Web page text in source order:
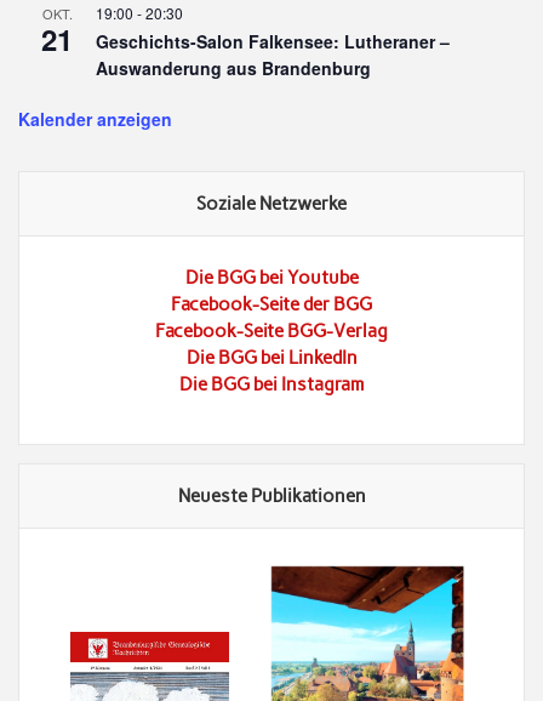
OKT.
21
19:00 -20:30
Geschichts-Salon Falkensee: Lutheraner –
Auswanderung aus Brandenburg
Kalender anzeigen
Soziale Netzwerke
Die BGG bei Youtube
Facebook-Seite der BGG
Facebook-Seite BGG-Verlag
Die BGG bei LinkedIn
Die BGG bei Instagram
Neueste Publikationen